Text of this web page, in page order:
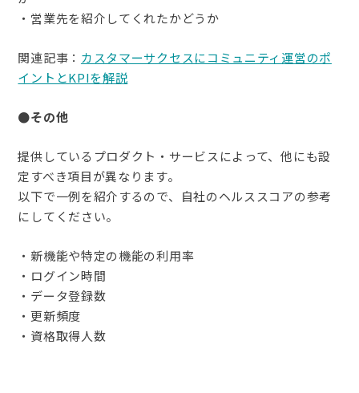
・営業先を紹介してくれたかどうか
関連記事： カスタマーサクセスにコミュニティ運営のポ
イントとKPIを解説
●その他
提供しているプロダクト・サービスによって、他にも設
定すべき項目が異なります。
以下で一例を紹介するので、自社のヘルススコアの参考
にしてください。
・新機能や特定の機能の利用率
・ログイン時間
・データ登録数
・更新頻度
・資格取得人数